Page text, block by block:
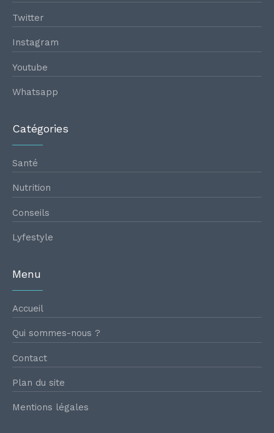
Twitter
Instagram
Youtube
Whatsapp
Catégories
Santé
Nutrition
Conseils
Lyfestyle
Menu
Accueil
Qui sommes-nous ?
Contact
Plan du site
Mentions légales